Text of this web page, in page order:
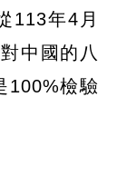
113年4月
中國的八
100%檢驗